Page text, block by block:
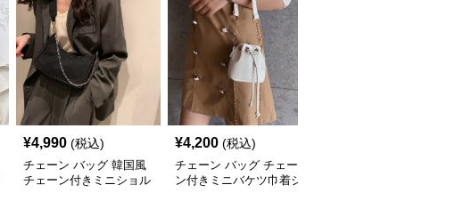
¥4,990 (税込)
チェーン バッグ 韓国風
チェーン付きミニショル
¥4,200 (税込)
チェーン バッグ チェー
ン付きミニバケツ巾着シ